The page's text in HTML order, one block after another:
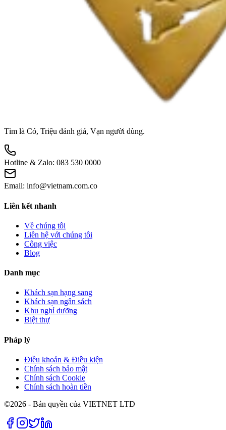
Tìm là Có, Triệu đánh giá, Vạn người dùng.
Hotline & Zalo: 083 530 0000
Email: info@vietnam.com.co
Liên kết nhanh
Về chúng tôi
Liên hệ với chúng tôi
Công việc
Blog
Danh mục
Khách sạn hạng sang
Khách sạn ngân sách
Khu nghỉ dưỡng
Biệt thự
Pháp lý
Điều khoản & Điều kiện
Chính sách bảo mật
Chính sách Cookie
Chính sách hoàn tiền
©2026 - Bản quyền của VIETNET LTD